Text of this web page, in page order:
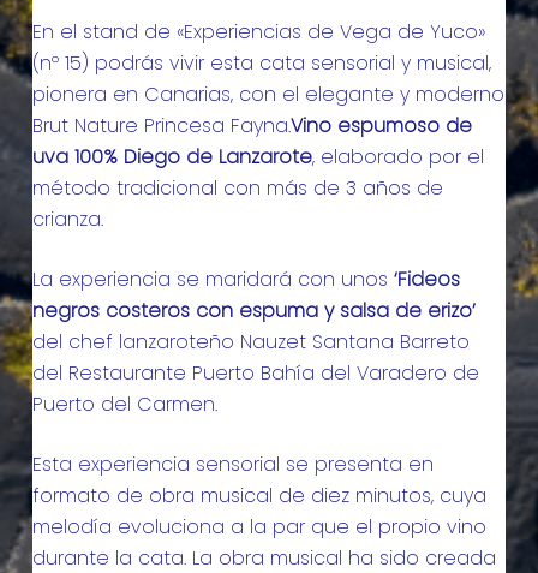
En el stand de «Experiencias de Vega de Yuco»
(nº 15) podrás vivir esta cata sensorial y musical,
pionera en Canarias, con el elegante y moderno
Brut Nature Princesa Fayna.Vino espumoso de
uva 100% Diego de Lanzarote, elaborado por el
método tradicional con más de 3 años de
crianza.
La experiencia se maridará con unos‘Fideos
negros costeros con espuma y salsa de erizo’
del chef lanzaroteño Nauzet Santana Barreto
del Restaurante Puerto Bahía del Varadero de
Puerto del Carmen.
Esta experiencia sensorial se presenta en
formato de obra musical de diez minutos, cuya
melodía evoluciona a la par que el propio vino
durante la cata. La obra musical ha sido creada